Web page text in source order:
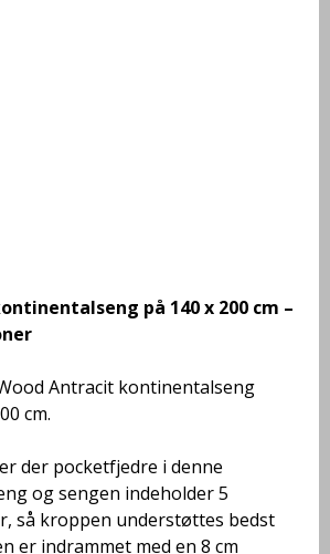
på 140 x 200 cm –
Antracit kontinentalseng
cm.
der pocketfjedre i denne
og sengen indeholder 5
så kroppen understøttes bedst
er indrammet med en 8 cm